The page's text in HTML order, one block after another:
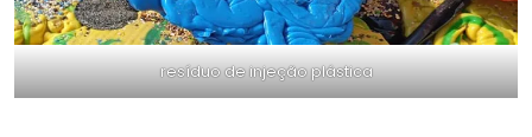
resíduo de injeção plástica